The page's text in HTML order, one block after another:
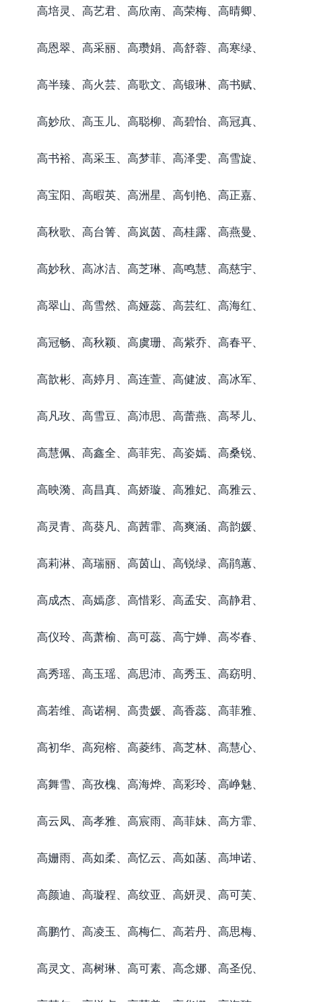
高培灵、高艺君、高欣南、高荣梅、高晴卿、
高恩翠、高采丽、高瓒娟、高舒蓉、高寒绿、
高半臻、高火芸、高歌文、高锻琳、高书赋、
高妙欣、高玉儿、高聪柳、高碧怡、高冠真、
高书裕、高采玉、高梦菲、高泽雯、高雪旋、
高宝阳、高暇英、高洲星、高钊艳、高正嘉、
高秋歌、高台箐、高岚茵、高桂露、高燕曼、
高妙秋、高冰洁、高芝琳、高鸣慧、高慈宇、
高翠山、高雪然、高娅蕊、高芸红、高海红、
高冠畅、高秋颖、高虞珊、高紫乔、高春平、
高歆彬、高婷月、高连萱、高健波、高冰军、
高凡玫、高雪豆、高沛思、高蕾燕、高琴儿、
高慧佩、高鑫全、高菲宪、高姿嫣、高桑锐、
高映漪、高昌真、高娇璇、高雅妃、高雅云、
高灵青、高葵凡、高茜霏、高爽涵、高韵媛、
高莉淋、高瑞丽、高茵山、高锐绿、高鹃蕙、
高成杰、高嫣彦、高惜彩、高孟安、高静君、
高仪玲、高萧榆、高可蕊、高宁婵、高岑春、
高秀瑶、高玉瑶、高思沛、高秀玉、高窈明、
高若维、高诺桐、高贵媛、高香蕊、高菲雅、
高初华、高宛榕、高菱纬、高芝林、高慧心、
高舞雪、高孜槐、高海烨、高彩玲、高峥魅、
高云凤、高孝雅、高宸雨、高菲妹、高方霏、
高姗雨、高如柔、高忆云、高如菡、高坤诺、
高颜迪、高璇程、高纹亚、高妍灵、高可芙、
高鹏竹、高凌玉、高梅仁、高若丹、高思梅、
高灵文、高树琳、高可素、高念娜、高圣倪、